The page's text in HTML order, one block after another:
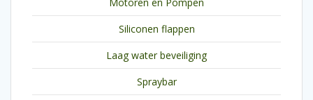
Siliconen flappen
Laag water beveiliging
Spraybar